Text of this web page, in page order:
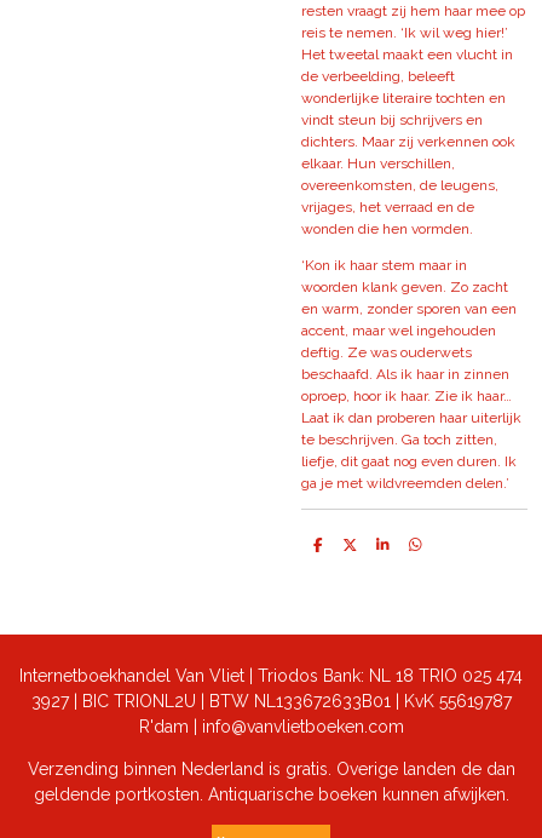
resten vraagt zij hem haar mee op
reis te nemen. ‘Ik wil weg hier!’
Het tweetal maakt een vlucht in
de verbeelding, beleeft
wonderlijke literaire tochten en
vindt steun bij schrijvers en
dichters. Maar zij verkennen ook
elkaar. Hun verschillen,
overeenkomsten, de leugens,
vrijages, het verraad en de
wonden die hen vormden.
‘Kon ik haar stem maar in
woorden klank geven. Zo zacht
en warm, zonder sporen van een
accent, maar wel ingehouden
deftig. Ze was ouderwets
beschaafd. Als ik haar in zinnen
oproep, hoor ik haar. Zie ik haar…
Laat ik dan proberen haar uiterlijk
te beschrijven. Ga toch zitten,
liefje, dit gaat nog even duren. Ik
ga je met wildvreemden delen.’
D
D
S
D
Internetboekhandel Van Vliet | Triodos Bank: NL 18 TRIO 025 474
3927 | BIC TRIONL2U | BTW NL133672633B01 | KvK 55619787
R'dam | info@vanvlietboeken.com
Verzending binnen Nederland is gratis. Overige landen de dan
geldende portkosten. Antiquarische boeken kunnen afwijken.